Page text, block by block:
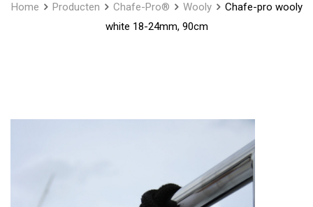
Home Producten Chafe-Pro® Wooly
Chafe-pro wooly
white 18-24mm, 90cm